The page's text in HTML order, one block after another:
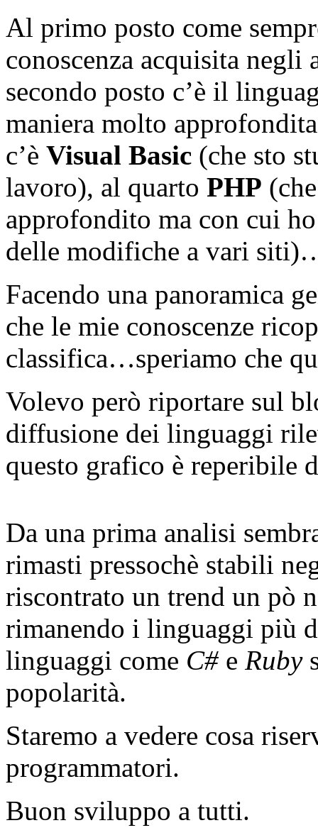
Al primo posto come
conoscenza acquisita
secondo posto c’è il
maniera molto
c’è Visual Basic (che sto
lavoro), al quarto PHP
approfondito ma con cui
delle modifiche a vari
Facendo una panoramica
che le mie conoscenze
classifica…speriamo che
Volevo però riportare sul
diffusione dei linguaggi
questo grafico è reperibile
Da una prima analisi
rimasti pressochè stabili
riscontrato un trend un pò
rimanendo i linguaggi più
linguaggi come C# e Ruby
popolarità.
Staremo a vedere cosa
programmatori.
Buon sviluppo a tutti.